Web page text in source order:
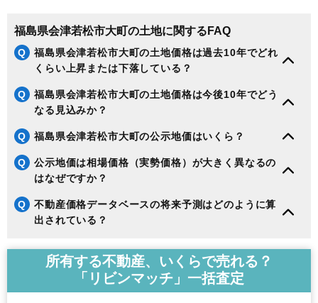
福島県会津若松市大町の土地に関するFAQ
Q
福島県会津若松市大町の土地価格は過去10年でどれ
くらい上昇または下落している？
Q
福島県会津若松市大町の土地価格は今後10年でどう
なる見込みか？
Q 福島県会津若松市大町の公示地価はいくら？
Q
公示地価は相場価格（実勢価格）が大きく異なるの
はなぜですか？
Q
不動産価格データベースの将来予測はどのように算
出されている？
所有する不動産、いくらで売れる？
「リビンマッチ」一括査定